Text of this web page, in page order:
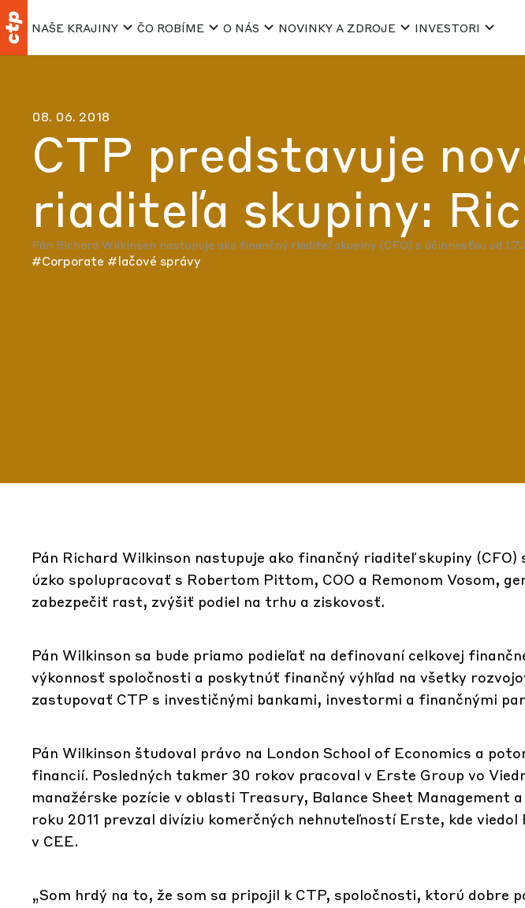
NAŠE KRAJINY ČO ROBÍME O NÁS NOVINKY A ZDROJE INVESTORI
08. 06. 2018
CTP predstavuje
riaditeľa skupiny:
Pán Richard Wilkinson nastupuje ako finančný riaditeľ skupiny (CFO) s účinnosťou od
#Corporate #lačové správy
Pán Richard Wilkinson nastupuje ako finančný riaditeľ skupiny (CFO)
úzko spolupracovať s Robertom Pittom, COO a Remonom Vosom,
zabezpečiť rast, zvýšiť podiel na trhu a ziskovosť.
Pán Wilkinson sa bude priamo podieľať na definovaní celkovej
výkonnosť spoločnosti a poskytnúť finančný výhľad na všetky
zastupovať CTP s investičnými bankami, investormi a finančnými
Pán Wilkinson študoval právo na London School of Economics a
financií. Posledných takmer 30 rokov pracoval v Erste Group vo
manažérske pozície v oblasti Treasury, Balance Sheet Management
roku 2011 prevzal divíziu komerčných nehnuteľností Erste, kde
v CEE.
„Som hrdý na to, že som sa pripojil k CTP, spoločnosti, ktorú dobre